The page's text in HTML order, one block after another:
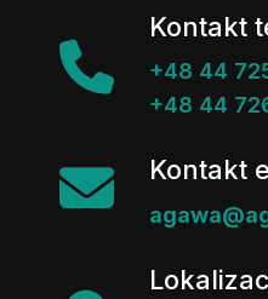
Kontakt
+48 44
+48 44
Kontakt